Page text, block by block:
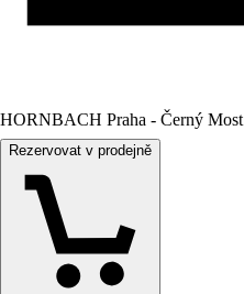
HORNBACH Praha - Černý Most
Rezervovat v prodejně